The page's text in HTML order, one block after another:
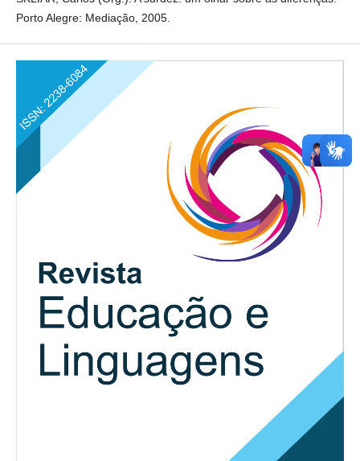
Porto Alegre: Mediação, 2005.